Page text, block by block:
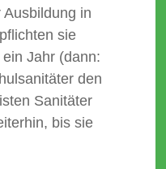
in
sie
Jahr (dann:
den
Sanitäter
bis sie